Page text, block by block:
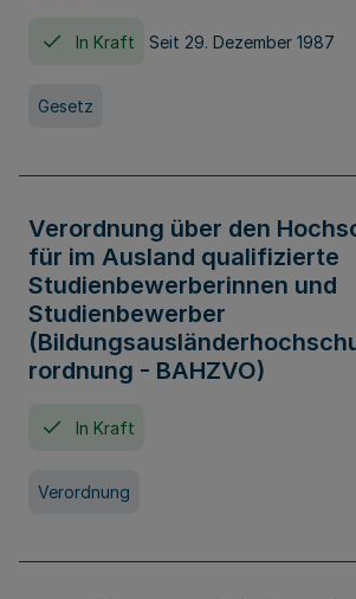
In Kraft Seit 29. Dezember 1987
Gesetz
Verordnung über den
für im Ausland qualifizierte
Studienbewerberinnen und
Studienbewerber
rordnung - BAHZVO)
In Kraft
Verordnung